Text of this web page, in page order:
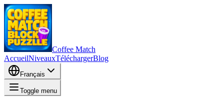
Coffee Match
AccueilNiveauxTéléchargerBlog
Français
Toggle menu